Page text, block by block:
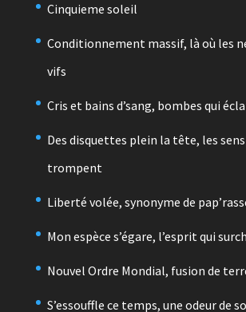
Cinquieme soleil
Conditionnement massif, là où les
vifs
Cris et bains d’sang, bombes qui
Des disquettes plein la tête, les
trompent
Liberté volée, synonyme de
Mon espèce s’égare, l’esprit qui
Nouvel Ordre Mondial, fusion de
S’essouffle ce temps, une odeur de